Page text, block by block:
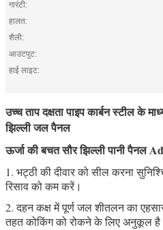
गारंटी:
हालत:
शैली:
आउटपुट:
हाई लाइट:
उच्च ताप दक्षता पाइप कार्बन स्टील के
झिल्ली जल पैनल
ऊर्जा की बचत सौर झिल्ली पानी पैनल
1. भट्ठी की दीवार को सील करना
रिसाव को कम करें।
2. दहन कक्ष में पूर्ण जल शीतलन का
तहत कोकिंग को रोकने के लिए अनुकूल